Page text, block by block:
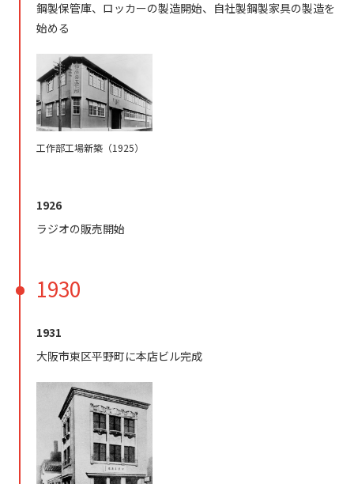
鋼製保管庫、ロッカーの製造開始、自社製鋼製家具の製造を
始める
工作部工場新築（1925）
1926
ラジオの販売開始
1930
1931
大阪市東区平野町に本店ビル完成